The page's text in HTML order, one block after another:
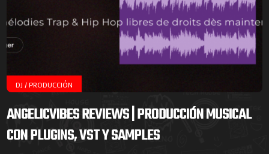
DJ / PRODUCCIÓN
ANGELICVIBES REVIEWS | PRODUCCIÓN MUSICAL
CON PLUGINS, VST Y SAMPLES